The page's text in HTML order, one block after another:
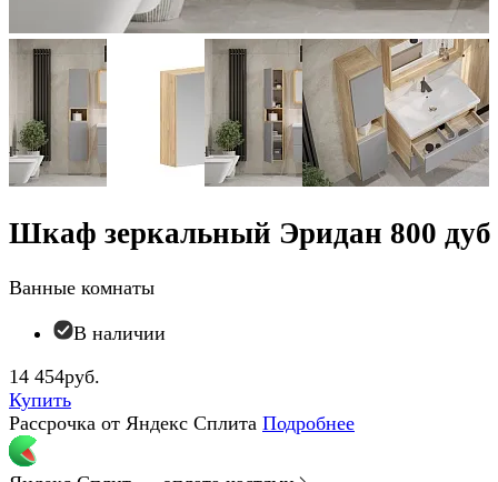
Шкаф зеркальный Эридан 800 дуб
Ванные комнаты
В наличии
14 454руб.
Купить
Рассрочка от Яндекс Сплита Подробнее